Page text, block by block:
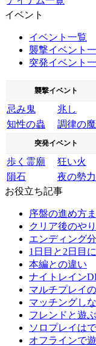
イベント
イベント一覧
襲撃イベント
突発イベント
襲撃イベント
忌み鬼
兆し
知性の蟲
調律の
突発イベント
歩く霊廟
狂い火
隕石
夜の勢力
お役立ち記事
序盤の進め方
クリア後のや
エンディング
1日目と2日目
本編との違い
ナイトレイン
マルチプレイ
マッチングし
フレンドと遊
ソロプレイは
オフラインで